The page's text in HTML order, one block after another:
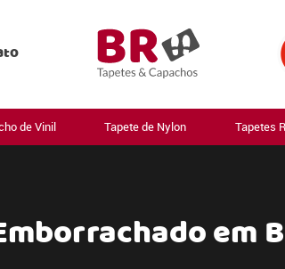
de Vinil Tapete de Nylon Tapetes
em